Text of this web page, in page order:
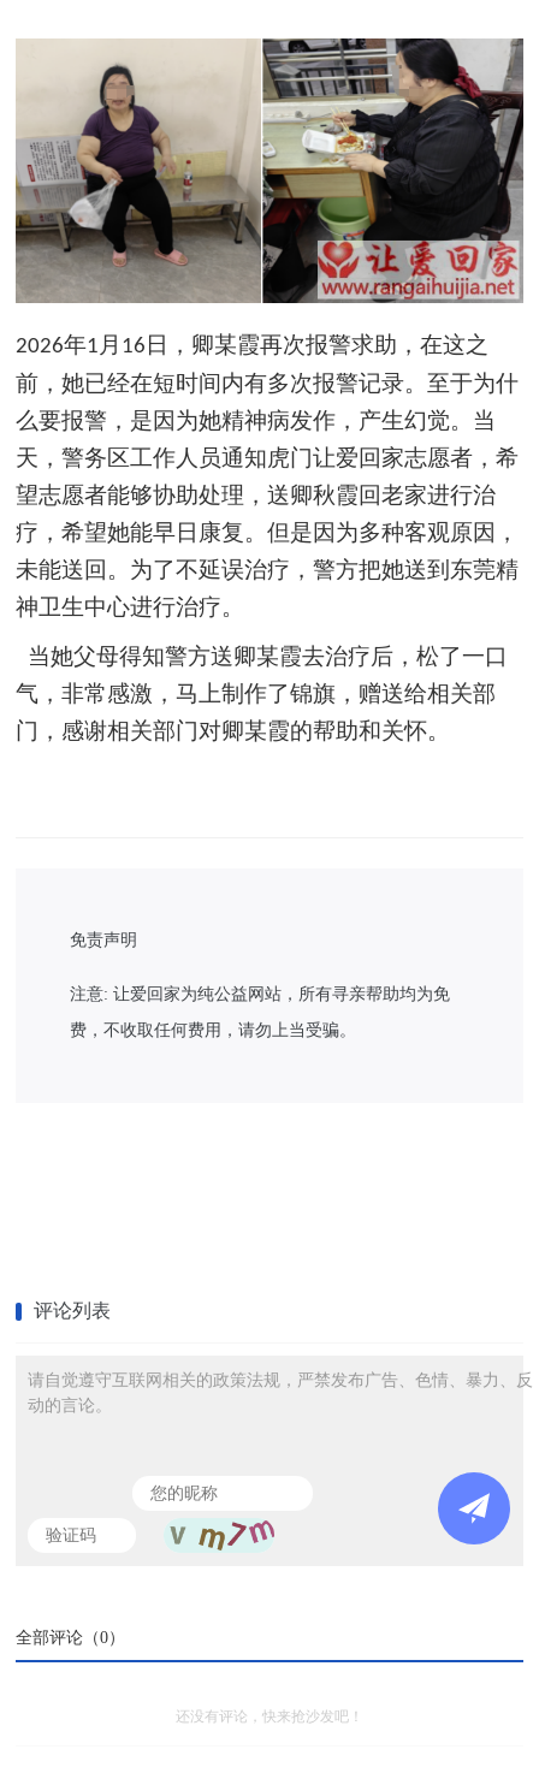
2026年1 月 16 日，卿某霞再次报警求助，在这之
前，她已经在短时间内有多次报警记录。至于为什
么要报警，是因为她精神病发作，产生幻觉。当
天，警务区工作人员通知虎门让爱回家志愿者，希
望志愿者能够协助处理，送卿秋霞回老家进行治
疗，希望她能早日康复。但是因为多种客观原因，
未能送回。为了不延误治疗，警方把她送到东莞精
神卫生中心进行治疗。
当她父母得知警方送卿某霞去治疗后，松了一口
气，非常感激，马上制作了锦旗，赠送给相关部
门，感谢相关部门对卿某霞的帮助和关怀。
免责声明
注意: 让爱回家为纯公益网站，所有寻亲帮助均为免
费，不收取任何费用，请勿上当受骗。
评论列表
请自觉遵守互联网相关的政策法规，严禁发布广告、色情、暴力、反
动的言论。
全部评论（0）
还没有评论，快来抢沙发吧！